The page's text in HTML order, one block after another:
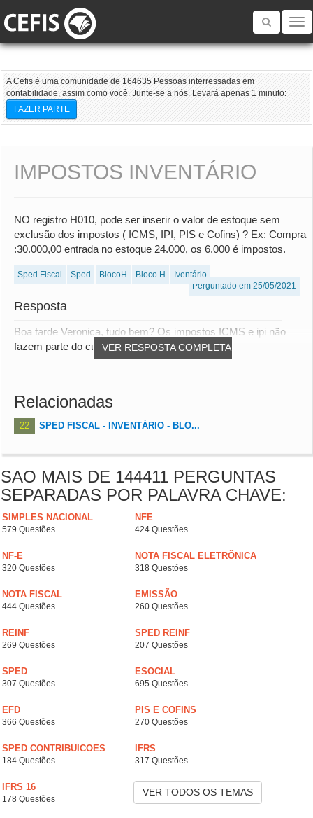
Toggle
A Cefis é uma comunidade de 164635 Pessoas interressadas em
contabilidade, assim como você. Junte-se a nós. Levará apenas 1 minuto:
FAZER PARTE
IMPOSTOS INVENTÁRIO
NO registro H010, pode ser inserir o valor de estoque sem
exclusão dos impostos ( ICMS, IPI, PIS e Cofins) ? Ex: Compra
:30.000,00 entrada no estoque 24.000, os 6.000 é impostos.
Sped Fiscal Sped BlocoH Bloco H
Iventário
Perguntado em 25/05/2021
Resposta
VER RESPOSTA COMPLETA
Boa tarde Veronica, tudo bem? Os impostos ICMS e ipi não
fazem parte do custo da entrada, ou seja,...
Relacionadas
22 SPED FISCAL - INVENTÁRIO - BLO...
SAO MAIS DE 144411 PERGUNTAS
SEPARADAS POR PALAVRA CHAVE:
SIMPLES NACIONAL
579 Questões
NFE
424 Questões
NF-E
320 Questões
NOTA FISCAL ELETRÔNICA
318 Questões
NOTA FISCAL
444 Questões
EMISSÃO
260 Questões
REINF
269 Questões
SPED REINF
207 Questões
SPED
307 Questões
ESOCIAL
695 Questões
EFD
366 Questões
PIS E COFINS
270 Questões
SPED CONTRIBUICOES
184 Questões
IFRS
317 Questões
IFRS 16
178 Questões
VER TODOS OS TEMAS